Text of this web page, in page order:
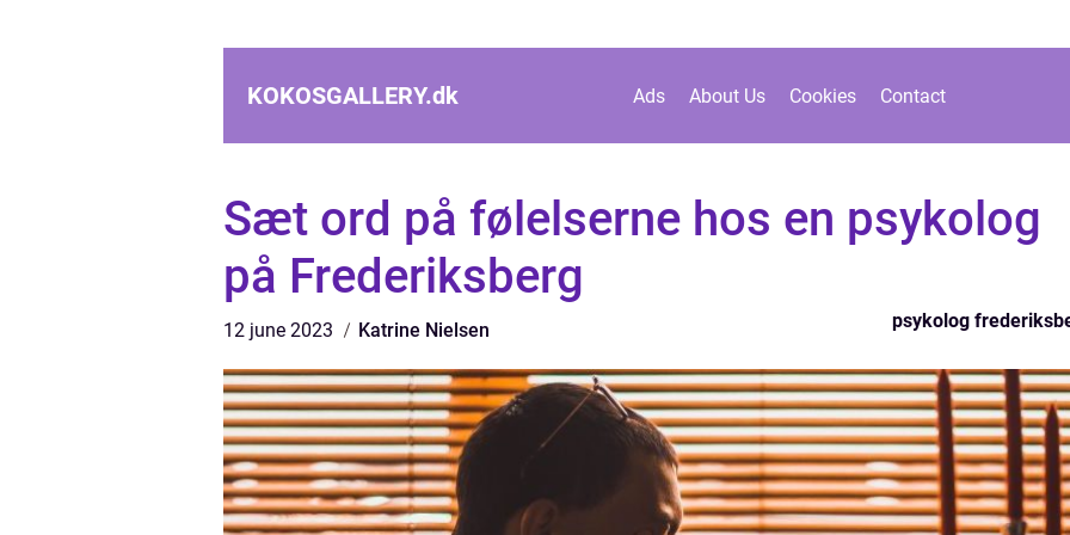
KOKOSGALLERY.dk Ads About Us Cookies Contact
Sæt ord på følelserne hos en psykolog
på Frederiksberg
12 june 2023 Katrine Nielsen psykolog